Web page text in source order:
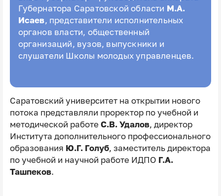
Губернатора Саратовской области М.А.
Исаев, представители исполнительных
органов власти, общественный
организаций, вузов, выпускники и
слушатели Школы молодых управленцев.
Саратовский университет на открытии нового
потока представляли проректор по учебной и
методической работе С.В. Удалов, директор
Института дополнительного профессионального
образования Ю.Г. Голуб, заместитель директора
по учебной и научной работе ИДПО Г.А.
Ташпеков.